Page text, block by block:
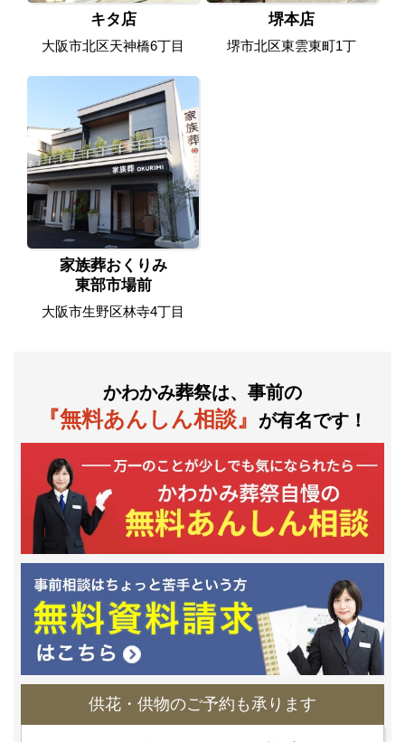
キタ店
大阪市北区天神橋6丁目
堺本店
堺市北区東雲東町1丁
家族葬おくりみ
東部市場前
大阪市生野区林寺4丁目
かわかみ葬祭は、事前の
『無料あんしん相談』 が有名です！
供花・供物のご予約も承ります